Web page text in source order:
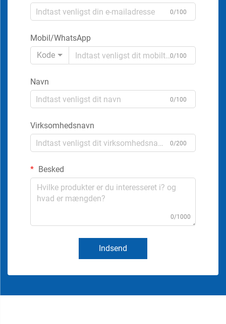
0/100
Mobil/WhatsApp
Kode
0/100
Navn
0/100
Virksomhedsnavn
0/200
Besked
0/1000
Indsend